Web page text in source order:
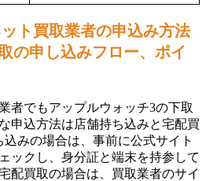
ト買取業者の申込み方法
の申し込みフロー、ポイ
者でもアップルウォッチ3の下取
申込方法は店舗持ち込みと宅配買
みの場合は、事前に公式サイト
ックし、身分証と端末を持参して
配買取の場合は、買取業者のサイ